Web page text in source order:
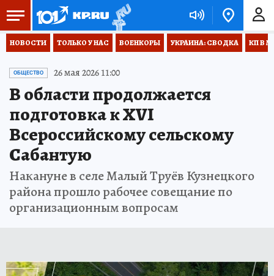
НОВОСТИ ТОЛЬКО У НАС ВОЕНКОРЫ УКРАИНА: СВОДКА КП В
ОБЩЕСТВО 26 мая 2026 11:00
В области продолжается
подготовка к XVI
Всероссийскому сельскому
Сабантую
Накануне в селе Малый Труёв Кузнецкого
района прошло рабочее совещание по
организационным вопросам